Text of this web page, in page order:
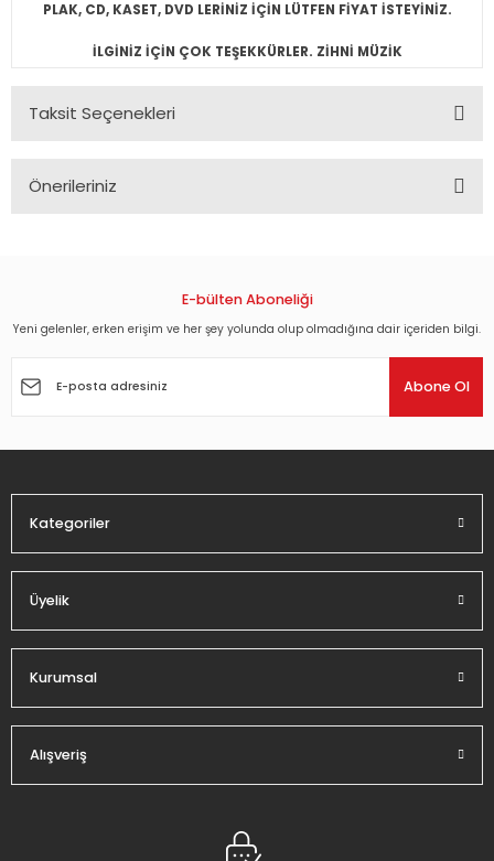
PLAK, CD, KASET, DVD LERİNİZ İÇİN LÜTFEN FİYAT İSTEYİNİZ.
İLGİNİZ İÇİN ÇOK TEŞEKKÜRLER. ZİHNİ MÜZİK
Taksit Seçenekleri
Önerileriniz
Görüş ve önerileriniz için teşekkür ederiz.
Ürün açıklamasında eksik bilgiler bulunuyor.
E-bülten Aboneliği
Yeni gelenler, erken erişim ve her şey yolunda olup olmadığına dair içeriden bilgi.
Abone Ol
Kategoriler
Üyelik
Kurumsal
Alışveriş